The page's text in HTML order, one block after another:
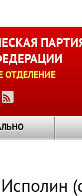
ОТДЕЛЕНИЕ